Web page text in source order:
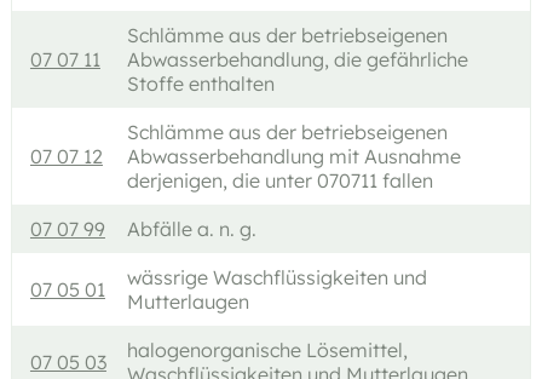
07 07 11
Schlämme aus der betriebseigenen
Abwasserbehandlung, die gefährliche
Stoffe enthalten
07 07 12
Schlämme aus der betriebseigenen
Abwasserbehandlung mit Ausnahme
derjenigen, die unter 070711 fallen
07 07 99
Abfälle a. n. g.
07 05 01
wässrige Waschflüssigkeiten und
Mutterlaugen
07 05 03
halogenorganische Lösemittel,
Waschflüssigkeiten und Mutterlaugen